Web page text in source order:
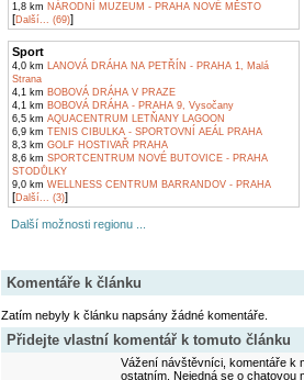
1,8 km NÁRODNÍ MUZEUM - PRAHA NOVÉ MĚSTO
[Další... (69)]
Sport
4,0 km LANOVÁ DRÁHA NA PETŘÍN - PRAHA 1, Malá
Strana
4,1 km BOBOVÁ DRÁHA V PRAZE
4,1 km BOBOVÁ DRÁHA - PRAHA 9, Vysočany
6,5 km AQUACENTRUM LETŇANY LAGOON
6,9 km TENIS CIBULKA - SPORTOVNÍ AEÁL PRAHA
8,3 km GOLF HOSTIVAŘ PRAHA
8,6 km SPORTCENTRUM NOVÉ BUTOVICE - PRAHA
STODŮLKY
9,0 km WELLNESS CENTRUM BARRANDOV - PRAHA
[Další... (3)]
Další možnosti regionu ...
Komentáře k článku
Zatím nebyly k článku napsány žádné komentáře.
Přidejte vlastní komentář k tomuto článku
Vážení návštěvníci, komentáře k
ostatním. Nejedná se o